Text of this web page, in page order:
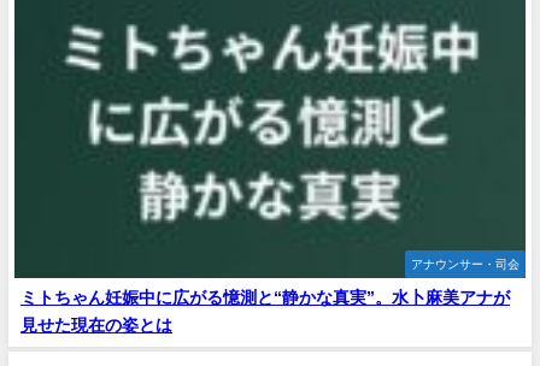
アナウンサー・司会
ミトちゃん妊娠中に広がる憶測と“静かな真実”。水卜麻美アナが
見せた現在の姿とは